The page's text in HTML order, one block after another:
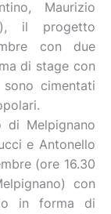
Maurizio
il progetto
con due
di stage con
cimentati
di Melpignano
e Antonello
(ore 16.30
con
in forma di